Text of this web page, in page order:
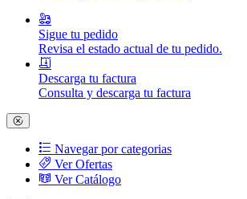
Sigue tu pedido
Revisa el estado actual de tu pedido.
Descarga tu factura
Consulta y descarga tu factura
Navegar por categorias
Ver Ofertas
Ver Catálogo